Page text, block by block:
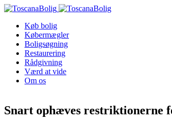
Køb bolig
Købermægler
Boligsøgning
Restaurering
Rådgivning
Værd at vide
Om os
Snart ophæves restriktionerne